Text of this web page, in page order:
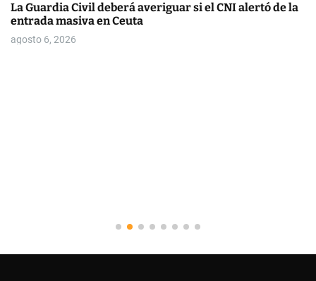
La Guardia Civil deberá averiguar si el CNI alertó de la
entrada masiva en Ceuta
agosto 6, 2026